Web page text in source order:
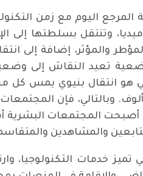
اليوم مع زمن
وتنتقل بسلطتها إلى
والمؤثر، إضافة
تعيد النقاش إلى وضعية
هو انتقال بنيوي يمس كل
وبالتالي، فإن
أصبحت المجتمعات البشرية
والمشاهدين
تميز خدمات التكنولوجيا،